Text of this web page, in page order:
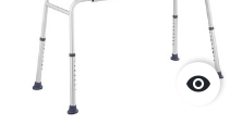
